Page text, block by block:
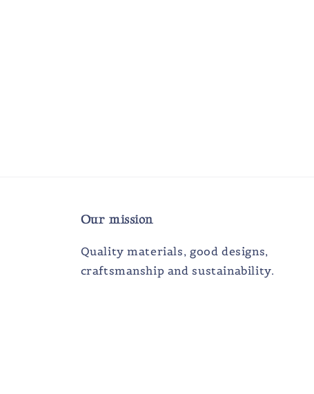
Our mission
Quality materials, good designs,
craftsmanship and sustainability.